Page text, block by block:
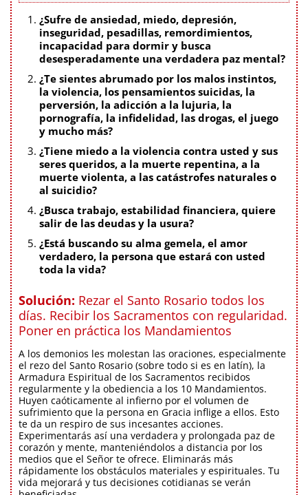
¿Sufre de ansiedad, miedo, depresión,
inseguridad, pesadillas, remordimientos,
incapacidad para dormir y busca
desesperadamente una verdadera paz mental?
¿Te sientes abrumado por los malos instintos,
la violencia, los pensamientos suicidas, la
perversión, la adicción a la lujuria, la
pornografía, la infidelidad, las drogas, el juego
y mucho más?
¿Tiene miedo a la violencia contra usted y sus
seres queridos, a la muerte repentina, a la
muerte violenta, a las catástrofes naturales o
al suicidio?
¿Busca trabajo, estabilidad financiera, quiere
salir de las deudas y la usura?
¿Está buscando su alma gemela, el amor
verdadero, la persona que estará con usted
toda la vida?
Solución: Rezar el Santo Rosario todos los
días. Recibir los Sacramentos con regularidad.
Poner en práctica los Mandamientos
A los demonios les molestan las oraciones, especialmente
el rezo del Santo Rosario (sobre todo si es en latín), la
Armadura Espiritual de los Sacramentos recibidos
regularmente y la obediencia a los 10 Mandamientos.
Huyen caóticamente al infierno por el volumen de
sufrimiento que la persona en Gracia inflige a ellos. Esto
te da un respiro de sus incesantes acciones.
Experimentarás así una verdadera y prolongada paz de
corazón y mente, manteniéndolos a distancia por los
medios que el Señor te ofrece. Eliminarás más
rápidamente los obstáculos materiales y espirituales. Tu
vida mejorará y tus decisiones cotidianas se verán